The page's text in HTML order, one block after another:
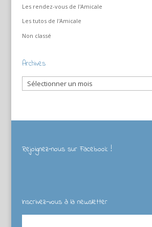
Les rendez-vous de l'Amicale
Les tutos de l'Amicale
Non classé
Archives
Archives
Rejoignez-nous sur Facebook !
Inscrivez-vous à la newsletter